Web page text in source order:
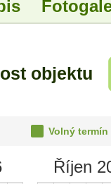
objektu
Volný termín
Říjen